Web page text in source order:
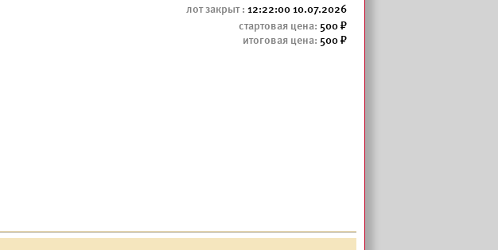
12:22:00 10.07.2026
500
500